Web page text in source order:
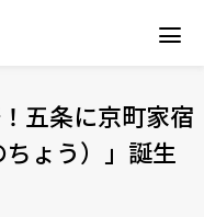
五条に京町家宿
ちょう）」誕生